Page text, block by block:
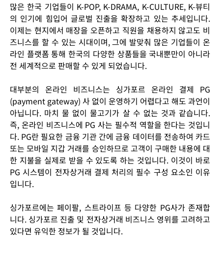
많은 한국 기업들이 K-POP, K-DRAMA, K-CULTURE, K-뷰티
의 인기에 힘입어 글로벌 진출을 확장하고 있는 추세입니다.
이제는 현지에서 매장을 오픈하고 직원을 채용하지 않고도 비
즈니스를 할 수 있는 시대이며, 그에 발맞춰 많은 기업들이 온
라인 플랫폼 통해 한국의 다양한 상품들을 국내뿐만이 아니라
전 세계적으로 판매할 수 있게 되었습니다.
대부분의 온라인 비즈니스는 싱가포르 온라인 결제 PG
(payment gateway) 사 없이 운영하기 어렵다고 해도 과언이
아닙니다. 마치 물 없이 물고기가 살 수 없는 것과 같습니다.
즉, 온라인 비즈니스에 PG 사는 필수적 역할을 한다는 것입니
다. PG란 필요한 금융 기관 간에 금융 데이터를 전송하여 카드
또는 모바일 지갑 거래를 승인하므로 고객이 구매한 내용에 대
한 지불을 실제로 받을 수 있도록 하는 것입니다. 이것이 바로
PG 시스템이 전자상거래 결제 처리의 필수 구성 요소인 이유
입니다.
싱가포르에는 페이팔, 스트라이프 등 다양한 PG사가 존재합
니다. 싱가포르 진출 및 전자상거래 비즈니스 영위를 고려하고
있다면 유익한 정보가 될 것입니다.